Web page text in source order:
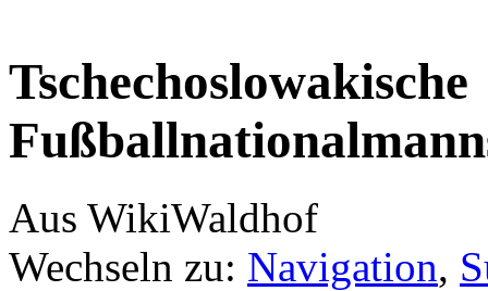
Tschechoslowakische
Aus WikiWaldhof
Wechseln zu: Navigation,